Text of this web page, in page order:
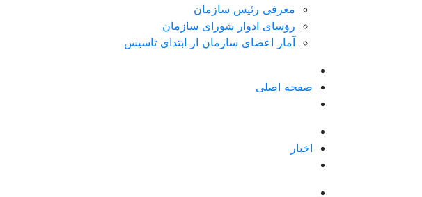
معرفی رئیس سازمان
رؤسای ادوار شورای سازمان
آمار اعضای سازمان از ابتدای تاسیس
صفحه اصلی
اخبار